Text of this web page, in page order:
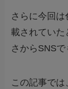
さらに今回
載されていた
さからSNSで
この記事で